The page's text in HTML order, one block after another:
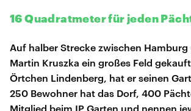
16 Quadratmeter für jeden
Auf halber Strecke zwischen
Martin Kruszka ein großes Feld
Örtchen Lindenberg, hat er seinen
250 Bewohner hat das Dorf, 400
Mitglied beim IP Garten und nennen